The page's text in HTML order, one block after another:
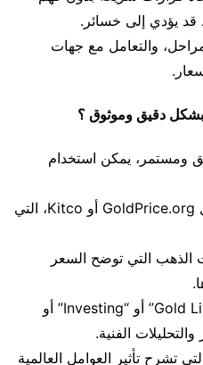
يؤدي إلى خسائر.
والتعامل مع جهات
دقيق وموثوق ؟
ومستمر، يمكن استخدام
المواقع العالمية المتخصصة مثل GoldPrice.org أو Kitco، التي
الذهب التي توضح السعر
تطبيقات الهاتف الذكي مثل “Gold Live” أو “Investing” أو
تشرح تأثير العوامل العالمية